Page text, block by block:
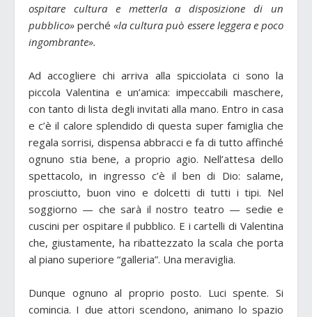
ospitare cultura e metterla a disposizione di un
pubblico» perché «la cultura può essere leggera e poco
ingombrante».
Ad accogliere chi arriva alla spicciolata ci sono la
piccola Valentina e un’amica: impeccabili maschere,
con tanto di lista degli invitati alla mano. Entro in casa
e c’è il calore splendido di questa super famiglia che
regala sorrisi, dispensa abbracci e fa di tutto affinché
ognuno stia bene, a proprio agio. Nell’attesa dello
spettacolo, in ingresso c’è il ben di Dio: salame,
prosciutto, buon vino e dolcetti di tutti i tipi. Nel
soggiorno — che sarà il nostro teatro — sedie e
cuscini per ospitare il pubblico. E i cartelli di Valentina
che, giustamente, ha ribattezzato la scala che porta
al piano superiore “galleria”. Una meraviglia.
Dunque ognuno al proprio posto. Luci spente. Si
comincia. I due attori scendono, animano lo spazio